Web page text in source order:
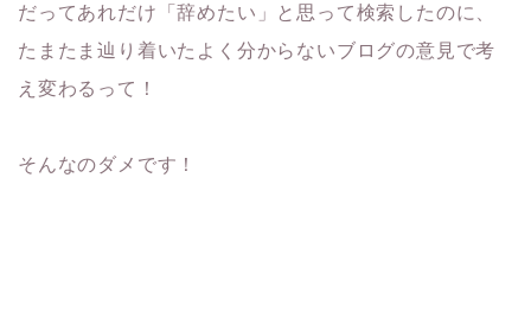
だってあれだけ「辞めたい」と思って検索したのに、
たまたま辿り着いたよく分からないブログの意見で考
え変わるって！
そんなのダメです！